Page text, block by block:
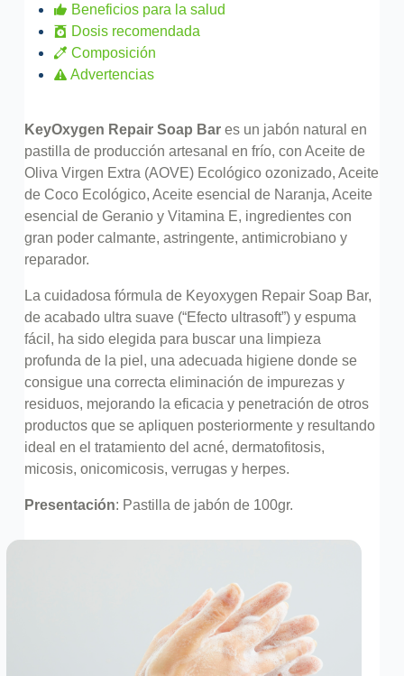
Beneficios para la salud
Dosis recomendada
Composición
Advertencias
KeyOxygen Repair Soap Bar es un jabón natural en
pastilla de producción artesanal en frío, con Aceite de
Oliva Virgen Extra (AOVE) Ecológico ozonizado, Aceite
de Coco Ecológico, Aceite esencial de Naranja, Aceite
esencial de Geranio y Vitamina E, ingredientes con
gran poder calmante, astringente, antimicrobiano y
reparador.
La cuidadosa fórmula de Keyoxygen Repair Soap Bar,
de acabado ultra suave (“Efecto ultrasoft”) y espuma
fácil, ha sido elegida para buscar una limpieza
profunda de la piel, una adecuada higiene donde se
consigue una correcta eliminación de impurezas y
residuos, mejorando la eficacia y penetración de otros
productos que se apliquen posteriormente y resultando
ideal en el tratamiento del acné, dermatofitosis,
micosis, onicomicosis, verrugas y herpes.
Presentación: Pastilla de jabón de 100gr.